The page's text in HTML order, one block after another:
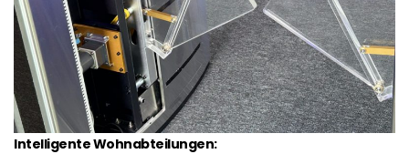
Intelligente Wohnabteilungen: